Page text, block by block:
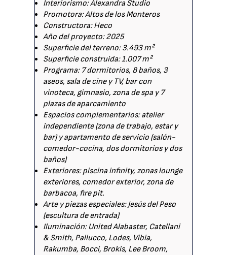
Interiorismo: Alexandra Studio
Promotora: Altos de los Monteros
Constructora: Heco
Año del proyecto: 2025
Superficie del terreno: 3.493 m²
Superficie construida: 1.007 m²
Programa: 7 dormitorios, 8 baños, 3
aseos, sala de cine y TV, bar con
vinoteca, gimnasio, zona de spa y 7
plazas de aparcamiento
Espacios complementarios: atelier
independiente (zona de trabajo, estar y
bar) y apartamento de servicio (salón-
comedor-cocina, dos dormitorios y dos
baños)
Exteriores: piscina infinity, zonas lounge
exteriores, comedor exterior, zona de
barbacoa, fire pit.
Arte y piezas especiales: Jesús del Peso
(escultura de entrada)
Iluminación: United Alabaster, Catellani
& Smith, Pallucco, Lodes, Vibia,
Rakumba, Bocci, Brokis, Lee Broom,